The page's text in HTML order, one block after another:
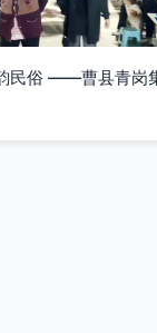
民俗 ——曹县青岗